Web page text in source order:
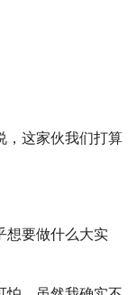
，这家伙我们打算
想要做什么大实